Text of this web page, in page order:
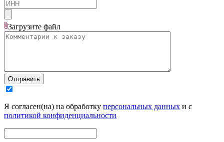
Загрузите файл
Отправить
Я согласен(на) на обработку персональных данных и с
политикой конфиденциальности